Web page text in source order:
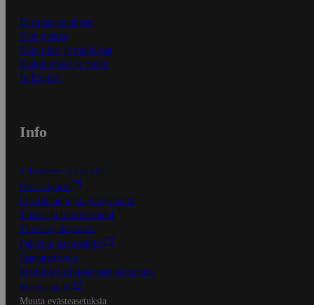
Ensitilaajan ohjeet
Näin maksat
Näin tilaat ja muokkaat
Kaikki ohjeet ja vinkit
In English
Info
S-Business yrityksille
Oiva-raportit
Osuuskauppojen yhteystiedot
Tilaus- ja toimitusehdot
Tietosuojakäytäntö
Palvelun käyttöehdot
Saavutettavuus
Mobiilisovelluksen saavutettavuus
Mainostajalle
Muuta evästeasetuksia